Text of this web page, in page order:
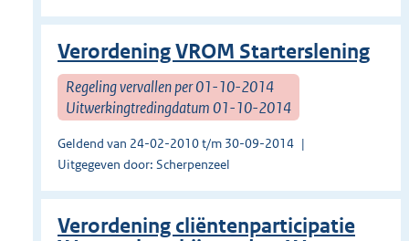
Verordening VROM Starterslening
Regeling vervallen per 01-10-2014
Uitwerkingtredingdatum 01-10-2014
Geldend van 24-02-2010 t/m 30-09-2014
Uitgegeven door: Scherpenzeel
Verordening cliëntenparticipatie